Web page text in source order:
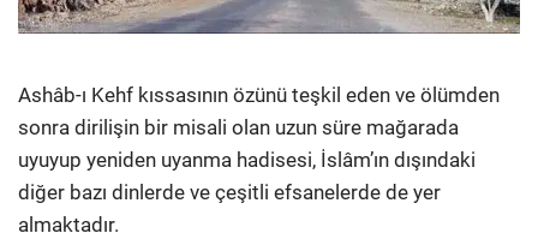
Ashâb-ı Kehf kıssasının özünü teşkil eden ve ölümden
sonra dirilişin bir misali olan uzun süre mağarada
uyuyup yeniden uyanma hadisesi, İslâm’ın dışındaki
diğer bazı dinlerde ve çeşitli efsanelerde de yer
almaktadır.